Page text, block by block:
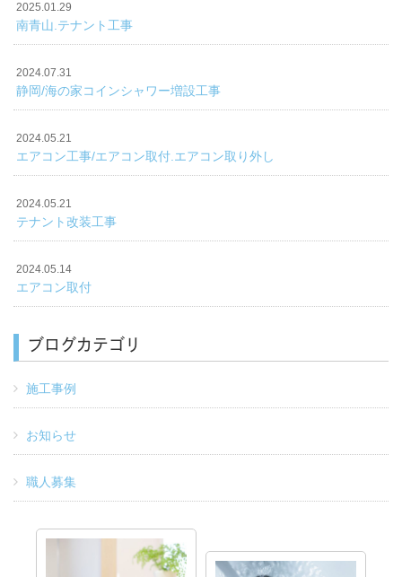
2025.01.29
南青山.テナント工事
2024.07.31
静岡/海の家コインシャワー増設工事
2024.05.21
エアコン工事/エアコン取付.エアコン取り外し
2024.05.21
テナント改装工事
2024.05.14
エアコン取付
ブログカテゴリ
施工事例
お知らせ
職人募集